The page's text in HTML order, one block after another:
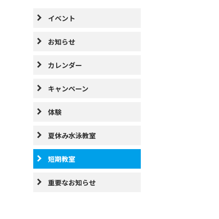
イベント
お知らせ
カレンダー
キャンペーン
体験
夏休み水泳教室
短期教室
重要なお知らせ